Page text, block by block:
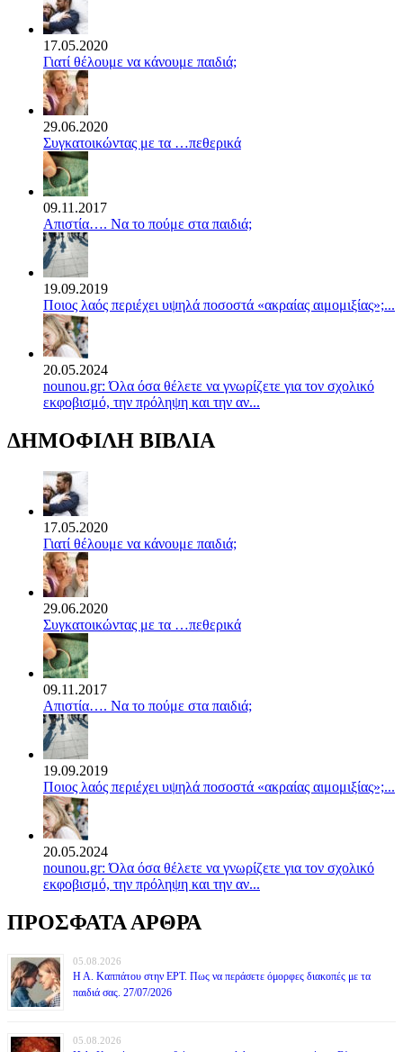
17.05.2020
Γιατί θέλουμε να κάνουμε παιδιά;
29.06.2020
Συγκατοικώντας με τα …πεθερικά
09.11.2017
Απιστία…. Να το πούμε στα παιδιά;
19.09.2019
Ποιος λαός περιέχει υψηλά ποσοστά «ακραίας αιμομιξίας»;...
20.05.2024
nounou.gr: Όλα όσα θέλετε να γνωρίζετε για τον σχολικό
εκφοβισμό, την πρόληψη και την αν...
ΔΗΜΟΦΙΛΗ ΒΙΒΛΙΑ
17.05.2020
Γιατί θέλουμε να κάνουμε παιδιά;
29.06.2020
Συγκατοικώντας με τα …πεθερικά
09.11.2017
Απιστία…. Να το πούμε στα παιδιά;
19.09.2019
Ποιος λαός περιέχει υψηλά ποσοστά «ακραίας αιμομιξίας»;...
20.05.2024
nounou.gr: Όλα όσα θέλετε να γνωρίζετε για τον σχολικό
εκφοβισμό, την πρόληψη και την αν...
ΠΡΟΣΦΑΤΑ ΑΡΘΡΑ
05.08.2026
Η Α. Καππάτου στην ΕΡΤ. Πως να περάσετε όμορφες διακοπές με τα
παιδιά σας. 27/07/2026
05.08.2026